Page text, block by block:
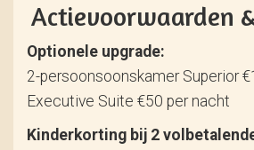
Actievoorwaarden
Optionele upgrade:
2-persoonsoonskamer Superior
Executive Suite €50 per nacht
Kinderkorting bij 2